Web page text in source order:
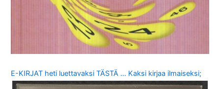
E-KIRJAT heti luettavaksi TÄSTÄ … Kaksi kirjaa ilmaiseksi;